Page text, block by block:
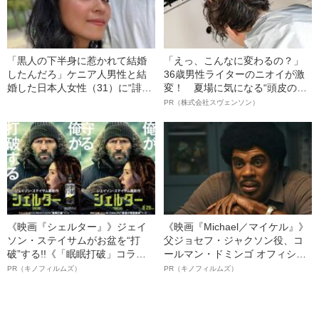
「黒人の下半身に惹かれて結婚
したんだろ」ケニア人男性と結
婚した日本人女性（31）に“誹謗
「えっ、こんなに変わるの？」
36歳男性ライターのニオイが激
変！ 夏場に気になる“頭皮のニ
オイ”や“ベタつき”を解消す
ト”が生み出した徹底ケアとは
PR（株式会社スヴェンソン）
《映画『シェルター』》ジェイ
ソン・ステイサムがお盆を“打
破”する!!《「眠眠打破」コラ
ボ》
PR（キノフィルムズ）
《映画『Michael／マイケル』》
父ジョセフ・ジャクソン役、コ
ールマン・ドミンゴ オフィシャ
ルインタビュー“観客を魅了した
PR（キノフィルムズ）